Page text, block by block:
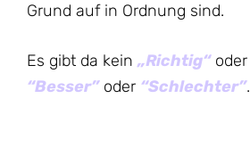
Grund auf in Ordnung sind.
Es gibt da kein „Richtig“oder
“Besser”oder “Schlechter”.